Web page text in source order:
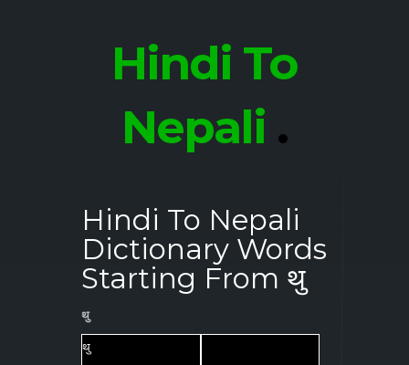
Hindi To
Nepali .
Hindi To Nepali
Dictionary Words
Starting From थु
थु
थु